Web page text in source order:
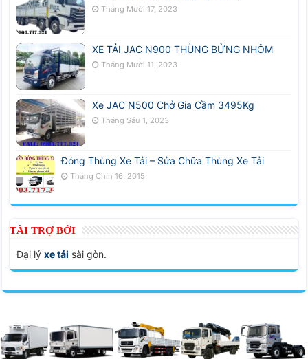
Tháng Mười 17, 2023
XE TẢI JAC N900 THÙNG BỬNG NHÔM
Tháng Mười 11, 2023
Xe JAC N500 Chở Gia Cầm 3495Kg
Tháng Sáu 1, 2023
Đóng Thùng Xe Tải – Sửa Chữa Thùng Xe Tải
Tháng Chín 16, 2015
TÀI TRỢ BỞI
Đại lýxe tải sài gòn.